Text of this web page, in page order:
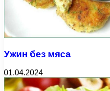
Ужин без мяса
01.04.2024